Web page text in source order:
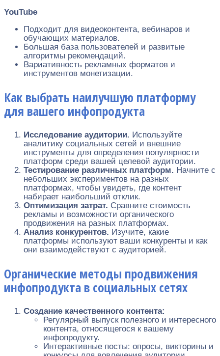
YouTube
Подходит для видеоконтента, вебинаров и
обучающих материалов.
Большая база пользователей и развитые
алгоритмы рекомендаций.
Вариативность рекламных форматов и
инструментов монетизации.
Как выбрать наилучшую платформу
для вашего инфопродукта
Исследование аудитории. Используйте
аналитику социальных сетей и внешние
инструменты для определения популярности
платформ среди вашей целевой аудитории.
Тестирование различных платформ. Начните с
небольших экспериментов на разных
платформах, чтобы увидеть, где контент
набирает наибольший отклик.
Оптимизация затрат. Сравните стоимость
рекламы и возможности органического
продвижения на разных платформах.
Анализ конкурентов. Изучите, какие
платформы используют ваши конкуренты и как
они взаимодействуют с аудиторией.
Органические методы продвижения
инфопродукта в социальных сетях
Создание качественного контента:
Регулярный выпуск полезного и интересного
контента, относящегося к вашему
инфопродукту.
Интерактивные посты: опросы, викторины и